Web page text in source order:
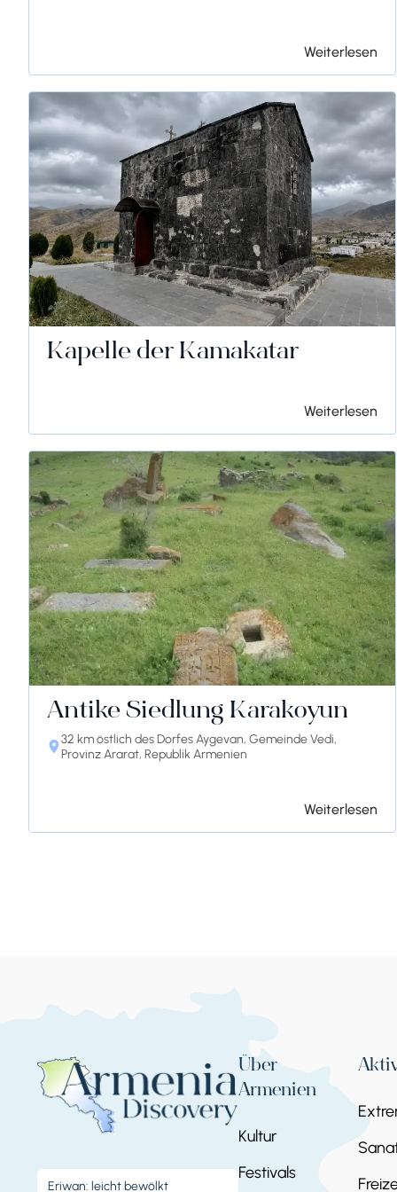
Weiterlesen
Kapelle der Kamakatar
Weiterlesen
Antike Siedlung Karakoyun
32 km östlich des Dorfes Aygevan, Gemeinde Vedi,
Provinz Ararat, Republik Armenien
Weiterlesen
Eriwan: leicht bewölkt
Über
Armenien
Kultur
Festivals